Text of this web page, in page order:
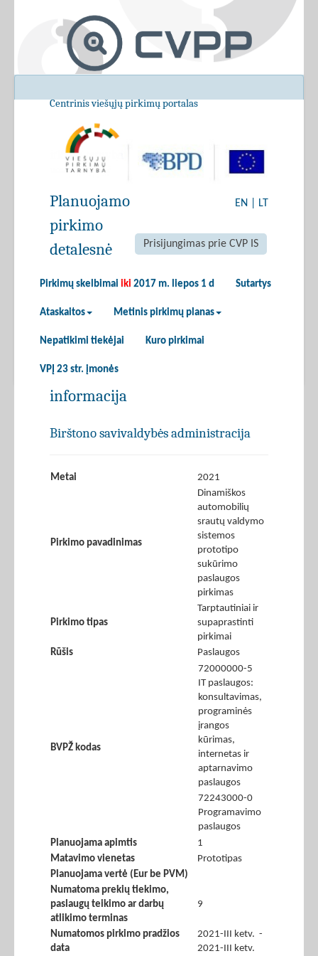
Centrinis viešųjų pirkimų portalas
EN LT
Prisijungimas prie CVP IS
Pirkimų skelbimai iki 2017 m. liepos 1 d Sutartys
Ataskaitos Metinis pirkimų planas
Nepatikimi tiekėjai Kuro pirkimai
VPĮ 23 str. įmonės
Planuojamo
pirkimo
detalesnė
informacija
Birštono savivaldybės administracija
Metai 2021
Pirkimo pavadinimas
Dinamiškos
automobilių
srautų valdymo
sistemos
prototipo
sukūrimo
paslaugos
pirkimas
Pirkimo tipas
Tarptautiniai ir
supaprastinti
pirkimai
Rūšis
Paslaugos
BVPŽ kodas
72000000-5
IT paslaugos:
konsultavimas,
programinės
įrangos
kūrimas,
internetas ir
aptarnavimo
paslaugos
72243000-0
Programavimo
paslaugos
Planuojama apimtis
1
Matavimo vienetas
Prototipas
Planuojama vertė (Eur be PVM)
Numatoma prekių tiekimo,
paslaugų teikimo ar darbų
atlikimo terminas
9
Numatomos pirkimo pradžios
data
2021-III ketv. -
2021-III ketv.